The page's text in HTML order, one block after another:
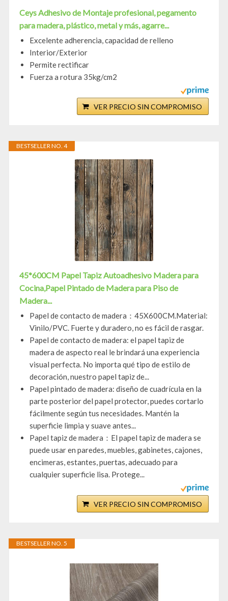
Ceys Adhesivo de Montaje profesional, pegamento
para madera, plástico, metal y más, agarre...
Excelente adherencia, capacidad de relleno
Interior/Exterior
Permite rectificar
Fuerza a rotura 35kg/cm2
VER PRECIO SIN COMPROMISO
BESTSELLER NO. 4
45*600CM Papel Tapiz Autoadhesivo Madera para
Cocina,Papel Pintado de Madera para Piso de
Madera...
Papel de contacto de madera：45X600CM.Material:
Vinilo/PVC. Fuerte y duradero, no es fácil de rasgar.
Papel de contacto de madera: el papel tapiz de
madera de aspecto real le brindará una experiencia
visual perfecta. No importa qué tipo de estilo de
decoración, nuestro papel tapiz de...
Papel pintado de madera: diseño de cuadrícula en la
parte posterior del papel protector, puedes cortarlo
fácilmente según tus necesidades. Mantén la
superficie limpia y suave antes...
Papel tapiz de madera：El papel tapiz de madera se
puede usar en paredes, muebles, gabinetes, cajones,
encimeras, estantes, puertas, adecuado para
cualquier superficie lisa. Protege...
VER PRECIO SIN COMPROMISO
BESTSELLER NO. 5